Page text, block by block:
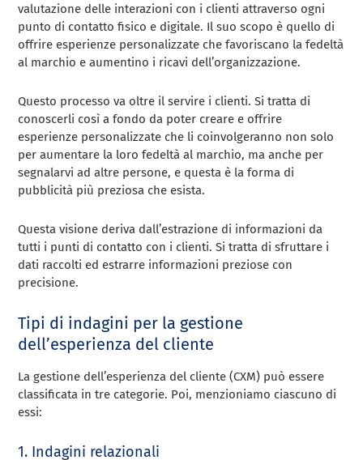
valutazione delle interazioni con i clienti attraverso ogni
punto di contatto fisico e digitale. Il suo scopo è quello di
offrire esperienze personalizzate che favoriscano la fedeltà
al marchio e aumentino i ricavi dell’organizzazione.
Questo processo va oltre il servire i clienti. Si tratta di
conoscerli così a fondo da poter creare e offrire
esperienze personalizzate che li coinvolgeranno non solo
per aumentare la loro fedeltà al marchio, ma anche per
segnalarvi ad altre persone, e questa è la forma di
pubblicità più preziosa che esista.
Questa visione deriva dall’estrazione di informazioni da
tutti i punti di contatto con i clienti. Si tratta di sfruttare i
dati raccolti ed estrarre informazioni preziose con
precisione.
Tipi di indagini per la gestione
dell’esperienza del cliente
La gestione dell’esperienza del cliente (CXM) può essere
classificata in tre categorie. Poi, menzioniamo ciascuno di
essi:
1. Indagini relazionali